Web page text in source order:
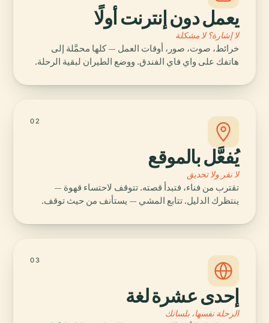
يعمل دون إنترنت أولًا
لا إشارة؟ لا مشكلة
خرائط، صوت، صور، أوقات العمل — كلها محمَّلة إلى
هاتفك على واي فاي الفندق. ووضع الطيران لبقية الرحلة.
02
يُفعَّل بالموقع
لا نقر ولا تحديق
تقترب من فناء، فتبدأ قصته. تتوقف لاحتساء قهوة —
ينتظرك الدليل. تتابع المشي — يستأنف من حيث توقف.
03
إحدى عشرة لغة
الرحلة نفسها، بلسانك